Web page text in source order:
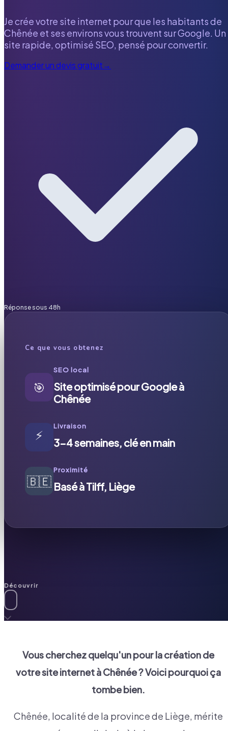
Je crée votre site internet pour que les habitants de
Chênée et ses environs vous trouvent sur Google. Un
site rapide, optimisé SEO, pensé pour convertir.
Demander un devis gratuit→
Réponse sous 48h
Ce que vous obtenez
🎯
SEO local
Site optimisé pour Google à
Chênée
⚡
Livraison
3-4 semaines, clé en main
🇧🇪
Proximité
Basé à Tilff, Liège
Découvrir
Vous cherchez quelqu'un pour la création de
votre site internet àChênée? Voici pourquoi ça
tombe bien.
Chênée, localité de la province de Liège, mérite